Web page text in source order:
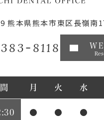
熊本県熊本市東区長嶺南
8118
月 火 水
● ● ●